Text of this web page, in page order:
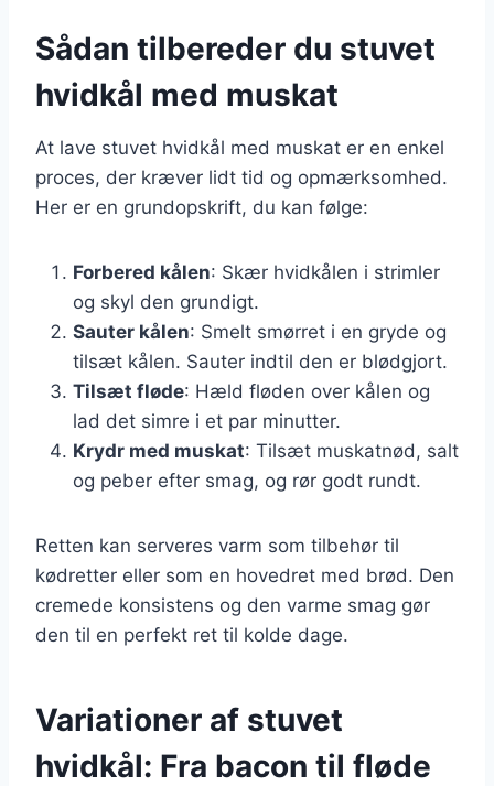
Sådan tilbereder du stuvet
hvidkål med muskat
At lave stuvet hvidkål med muskat er en enkel
proces, der kræver lidt tid og opmærksomhed.
Her er en grundopskrift, du kan følge:
Forbered kålen: Skær hvidkålen i strimler
og skyl den grundigt.
Sauter kålen: Smelt smørret i en gryde og
tilsæt kålen. Sauter indtil den er blødgjort.
Tilsæt fløde: Hæld fløden over kålen og
lad det simre i et par minutter.
Krydr med muskat: Tilsæt muskatnød, salt
og peber efter smag, og rør godt rundt.
Retten kan serveres varm som tilbehør til
kødretter eller som en hovedret med brød. Den
cremede konsistens og den varme smag gør
den til en perfekt ret til kolde dage.
Variationer af stuvet
hvidkål: Fra bacon til fløde